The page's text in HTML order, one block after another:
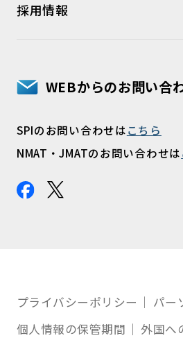
採用情報
WEBからのお問い合
SPIのお問い合わせはこちら
NMAT・JMATのお問い合わせは
プライバシーポリシー
パー
個人情報の保管期間
外国へ